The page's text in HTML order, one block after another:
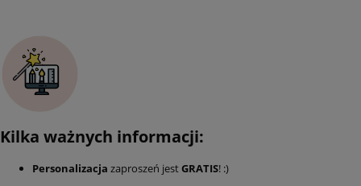
Kilka ważnych informacji:
Personalizacja zaproszeń jestGRATIS! :)